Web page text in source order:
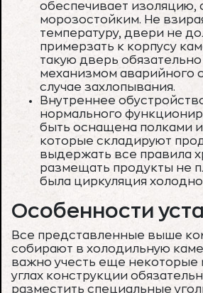
обеспечивает изоляцию,
морозостойким. Не
температуру, двери не
примерзать к корпусу
такую дверь
механизмом аварийного
случае захлопывания.
Внутреннее
нормального
быть оснащена полками
которые складируют
выдержать все правила
размещать продукты не
была циркуляция
Особенности
Все представленные выше
собирают в холодильную
важно учесть еще некоторые
углах конструкции
разместить специальные